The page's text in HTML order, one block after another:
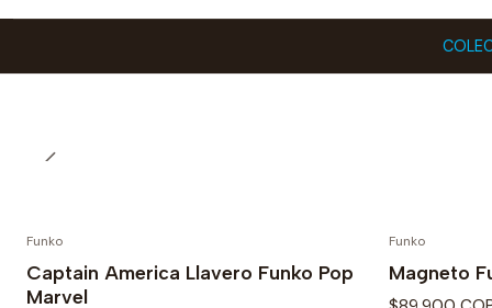
Funko
Captain America Llavero Funko Pop
Marvel
Funko
Magneto